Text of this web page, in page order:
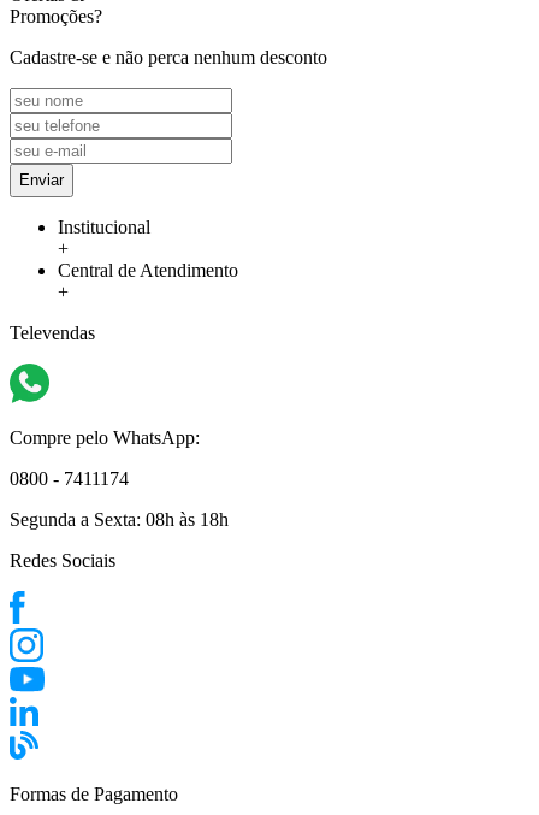
Promoções?
Cadastre-se e não perca nenhum desconto
Enviar
Institucional
+
Central de Atendimento
+
Televendas
Compre pelo WhatsApp:
0800 - 7411174
Segunda a Sexta: 08h às 18h
Redes Sociais
Formas de Pagamento